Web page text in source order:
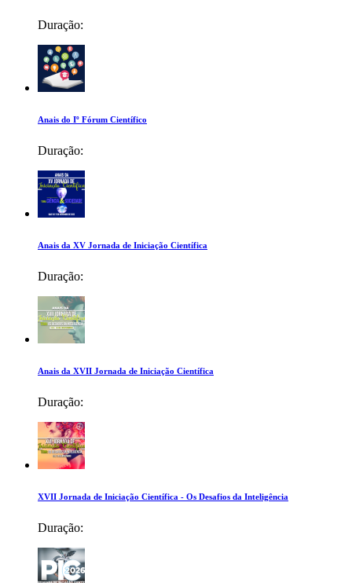
Duração:
Anais do Iº Fórum Científico
Duração:
Anais da XV Jornada de Iniciação Científica
Duração:
Anais da XVII Jornada de Iniciação Científica
Duração:
XVII Jornada de Iniciação Científica - Os Desafios da Inteligência
Duração: